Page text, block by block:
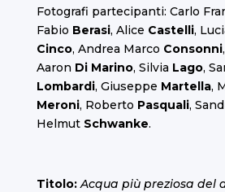
Fotografi partecipanti: Carlo
Fabio Berasi, Alice Castelli,
Cinco, Andrea Marco Consonni
Aaron Di Marino, Silvia Lago,
Lombardi, Giuseppe Martella,
Meroni, Roberto Pasquali,
Helmut Schwanke.
Titolo: Acqua più preziosa del